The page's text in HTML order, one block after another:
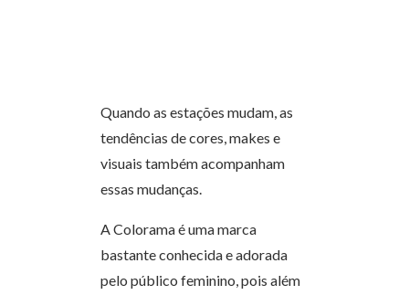
Quando as estações mudam, as
tendências de cores, makes e
visuais também acompanham
essas mudanças.
A Colorama é uma marca
bastante conhecida e adorada
pelo público feminino, pois além